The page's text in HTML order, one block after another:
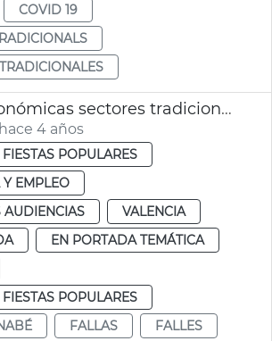
COVID 19
Ayudas económicas sectores tradicionales y fallas
4 años
POPULARES
EMPLEO
AUDIENCIAS
VALENCIA
EN PORTADA TEMÁTICA
POPULARES
FALLAS
FALLES